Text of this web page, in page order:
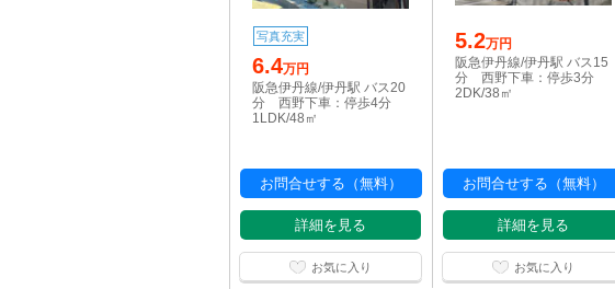
写真充実
6.4万円
阪急伊丹線/伊丹駅 バス20
分 西野下車：停歩4分
1LDK/48㎡
お問合せする（無料）
詳細を見る
お気に入り
5.2万円
阪急伊丹線/伊丹駅 バス15
分 西野下車：停歩3分
2DK/38㎡
お問合せする（無料）
詳細を見る
お気に入り